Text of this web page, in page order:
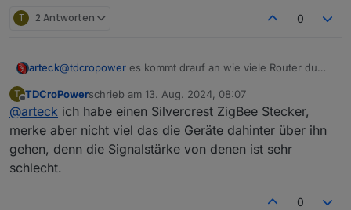
T 2 Antworten 0
arteck@tdcropower es kommt drauf an wie viele Router du
aber es gilt so klein wie möglich so gross wie nötig
damit das Netz über die Router geht
T
Offline
TDCroPowerschrieb am 13. Aug. 2024, 08:07
zuletzt editiert von
@arteck ich habe einen Silvercrest ZigBee Stecker,
merke aber nicht viel das die Geräte dahinter über ihn
gehen, denn die Signalstärke von denen ist sehr
schlecht.
0